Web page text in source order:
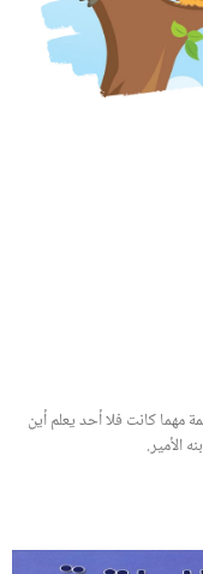
كانت فلا أحد يعلم أين
الأمير.